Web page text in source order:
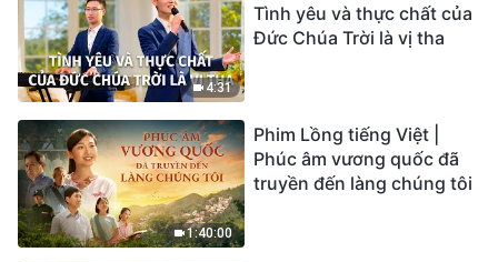
4:31
Tình yêu và thực chất của
Đức Chúa Trời là vị tha
1:40:00
Phim Lồng tiếng Việt |
Phúc âm vương quốc đã
truyền đến làng chúng tôi